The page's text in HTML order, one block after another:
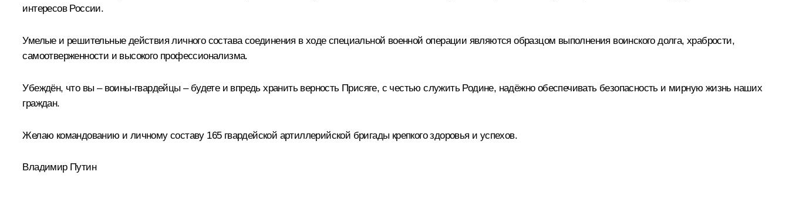
интересов России.
Умелые и решительные действия личного состава соединения в ходе специальной военной операции являются образцом выполнения воинского долга, храбрости,
самоотверженности и высокого профессионализма.
Убеждён, что вы – воины-гвардейцы – будете и впредь хранить верность Присяге, с честью служить Родине, надёжно обеспечивать безопасность и мирную жизнь наших
граждан.
Желаю командованию и личному составу 165 гвардейской артиллерийской бригады крепкого здоровья и успехов.
Владимир Путин